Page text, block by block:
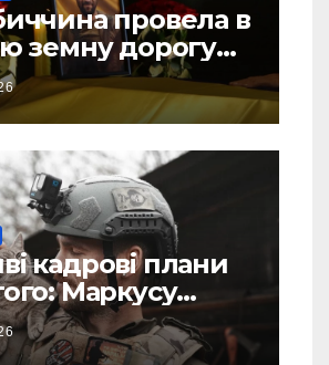
провела в
земну дорогу
– Олега
кадрові плани
Маркусу
важливу
у ЗСУ